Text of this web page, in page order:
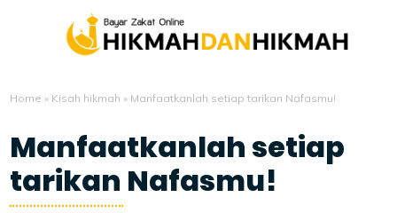
Home » Kisah hikmah » Manfaatkanlah setiap tarikan Nafasmu!
Manfaatkanlah setiap
tarikan Nafasmu!